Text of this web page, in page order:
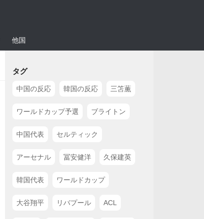
他国
タグ
中国の反応 韓国の反応 三笘薫
ワールドカップ予選 ブライトン
中国代表 セルティック
アーセナル 冨安健洋 久保建英
韓国代表 ワールドカップ
大谷翔平 リバプール ACL